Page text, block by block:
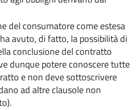
del consumatore come estesa
avuto, di fatto, la possibilità di
conclusione del contratto
dunque potere conoscere tutte
e non deve sottoscrivere
ad altre clausole non